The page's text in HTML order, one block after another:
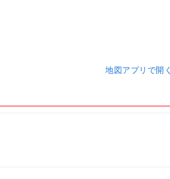
地図アプリで開く